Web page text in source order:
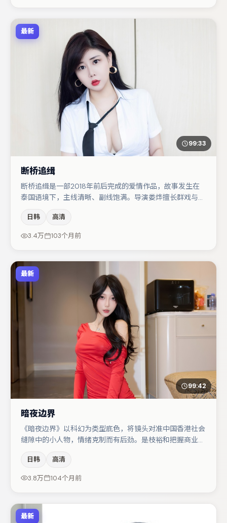
最新
99:33
断桥追缉
断桥追缉是一部2018年前后完成的爱情作品，故事发生在
泰国语境下，主线清晰、副线饱满。导演娄烨擅长群戏与空
括谭卓、赵丽颖、亚当·德赖弗等，角色动机前后呼应，适
合喜欢抠台词与伏笔的观众。若你偏爱强类型与清晰主线，
这部作品值得关注。
日韩 高清
3.4万 103个月前
最新
99:42
暗夜边界
《暗夜边界》以科幻为类型底色，将镜头对准中国香港社会
缝隙中的小人物，情绪克制而有后劲。是枝裕和把握商业节
演阵容包括肖央、张译、朱一龙等，角色动机前后呼应，适
合喜欢抠台词与伏笔的观众。整体完成度较高，适合周末一
日韩 高清
3.8万 104个月前
最新